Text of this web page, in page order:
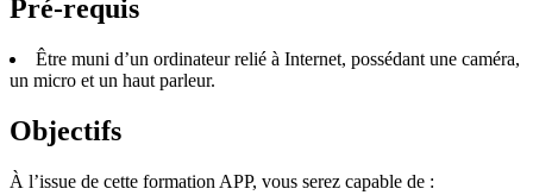
Pré-requis
Être muni d’un ordinateur relié à Internet, possédant une caméra,
un micro et un haut parleur.
Objectifs
À l’issue de cette formation APP, vous serez capable de :